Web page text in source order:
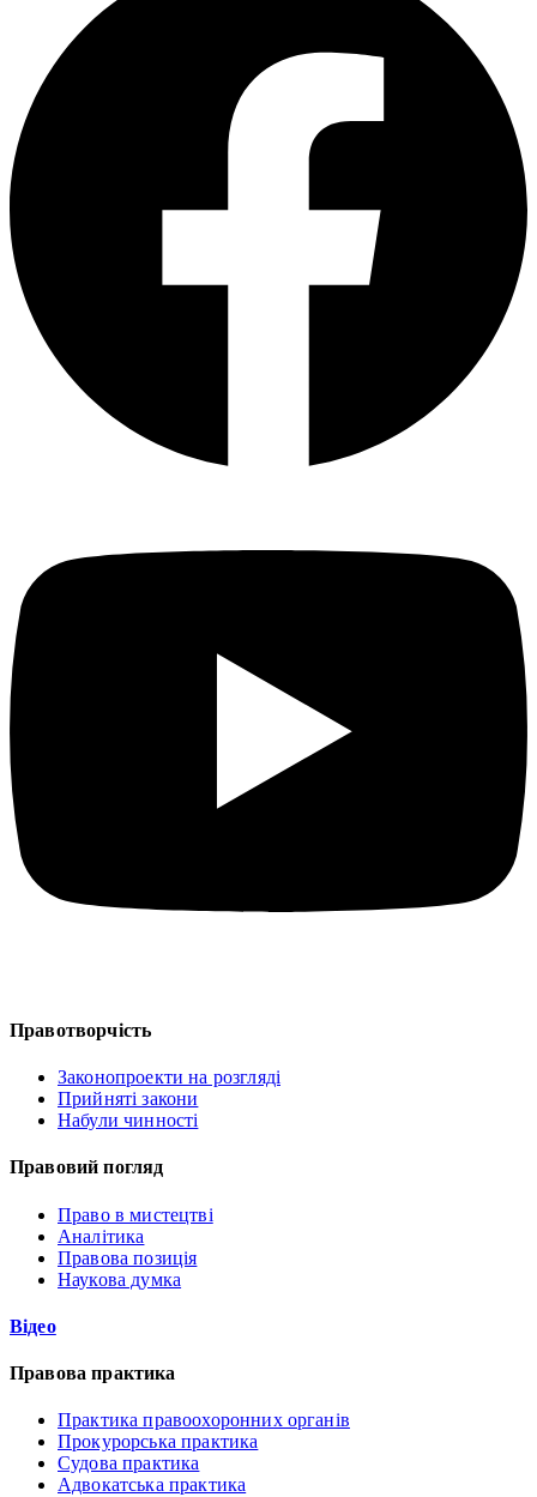
Правотворчість
Законопроекти на розгляді
Прийняті закони
Набули чинності
Правовий погляд
Право в мистецтві
Аналітика
Правова позиція
Наукова думка
Відео
Правова практика
Практика правоохоронних органів
Прокурорська практика
Судова практика
Адвокатська практика